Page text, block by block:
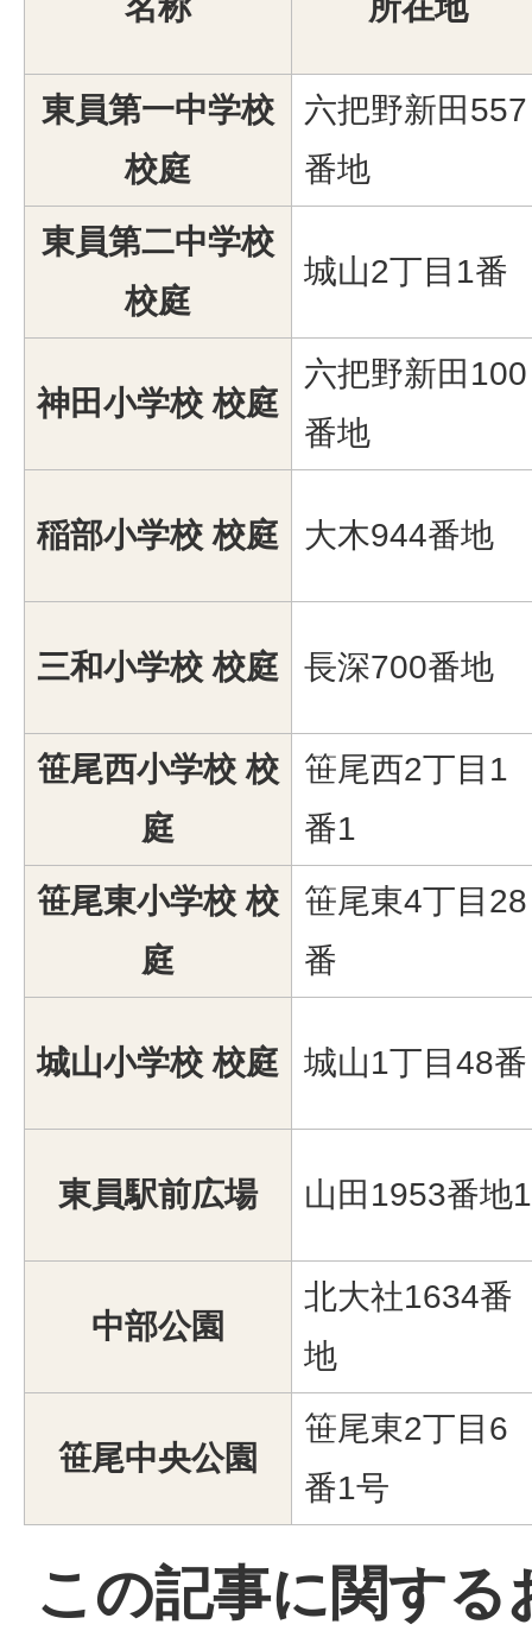
名称 所在地
東員第一中学校
校庭
六把野新田557
番地
東員第二中学校
校庭
城山2丁目1番
神田小学校 校庭
六把野新田100
番地
稲部小学校 校庭 大木944番地
三和小学校 校庭 長深700番地
笹尾西小学校 校
庭
笹尾西2丁目1
番1
笹尾東小学校 校
庭
笹尾東4丁目28
番
城山小学校 校庭 城山1丁目48番
東員駅前広場 山田1953番地1
中部公園
北大社1634番
地
笹尾中央公園
笹尾東2丁目6
番1号
この記事に関する